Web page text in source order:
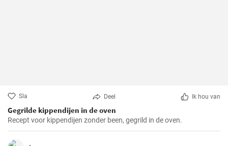
Sla Deel Ik hou van
Gegrilde kippendijen in de oven
Recept voor kippendijen zonder been, gegrild in de oven.